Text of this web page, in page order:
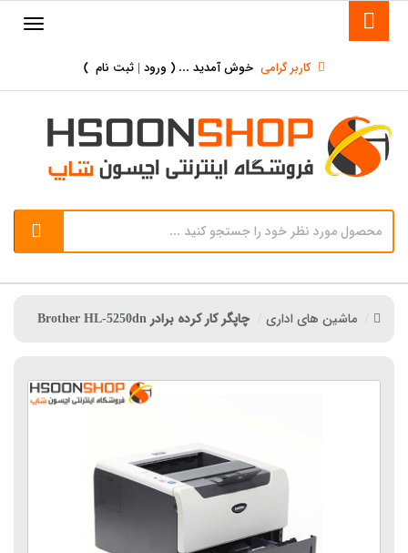
کاربر گرامی خوش آمدید ... ( ورود | ثبت نام )
ماشین های اداری چاپگر کار کرده برادر Brother HL-5250dn